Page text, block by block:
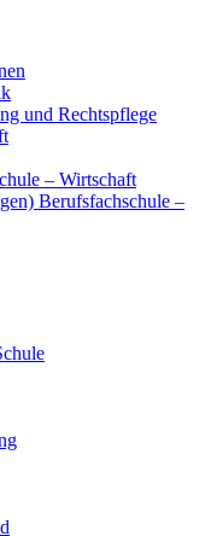
und Rechtspflege
– Wirtschaft
Berufsfachschule –